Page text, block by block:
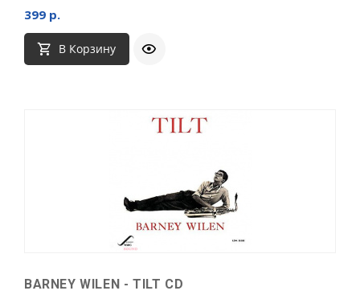
399 р.
В Корзину
BARNEY WILEN - TILT CD